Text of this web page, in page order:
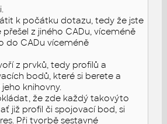
k počátku dotazu, tedy že jste
z jiného CADu, víceméně
do CADu víceméně
z prvků, tedy profilů a
bodů, které si berete a
knihovny.
že zde každý takovýto
již profil či spojovací bod, si
Při tvorbě sestavné